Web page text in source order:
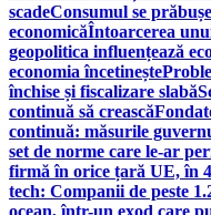
scadeConsumul se
economicăÎntoarcerea
geopolitica influențează
economia încetinește
închise și fiscalizare slabă
continuă să crească
continuă: măsurile
set de norme care le-ar
firmă în orice țară UE, în
tech: Companii de peste
ocean, într-un exod care